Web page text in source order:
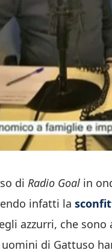
di Radio Goal in
infatti la
azzurri, che
di Gattuso